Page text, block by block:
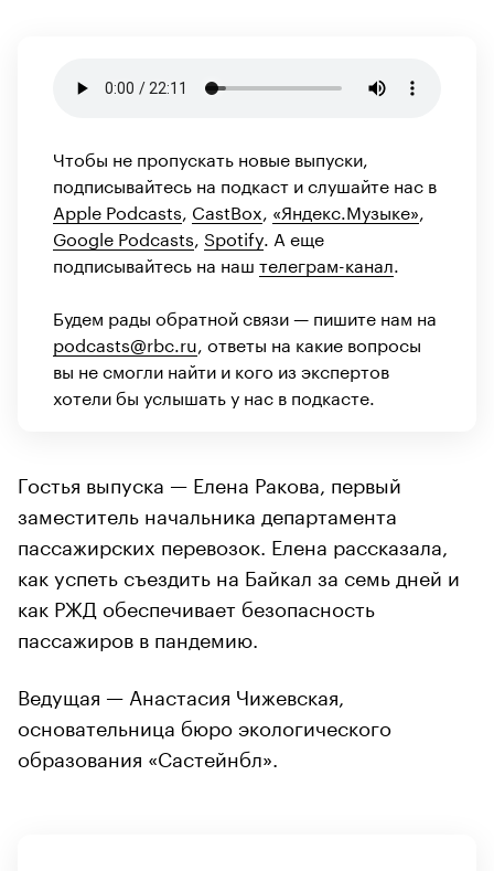
Чтобы не пропускать новые выпуски,
подписывайтесь на подкаст и слушайте нас в
Apple Podcasts CastBox «Яндекс.Музыке»
Google Podcasts Spotify . А еще
подписывайтесь на наш телеграм-канал
Будем рады обратной связи — пишите нам на
podcasts@rbc.ru , ответы на какие вопросы
вы не смогли найти и кого из экспертов
хотели бы услышать у нас в подкасте.
Гостья выпуска — Елена Ракова, первый
заместитель начальника департамента
пассажирских перевозок. Елена рассказала,
как успеть съездить на Байкал за семь дней и
как РЖД обеспечивает безопасность
пассажиров в пандемию.
Ведущая — Анастасия Чижевская,
основательница бюро экологического
образования «Састейнбл».